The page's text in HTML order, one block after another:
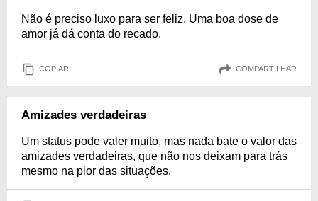
Não é preciso luxo para ser feliz. Uma boa dose de
amor já dá conta do recado.
COPIAR COMPARTILHAR
Amizades verdadeiras
Um status pode valer muito, mas nada bate o valor das
amizades verdadeiras, que não nos deixam para trás
mesmo na pior das situações.